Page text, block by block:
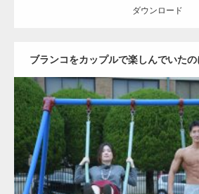
ダウンロード
ブランコをカップルで楽しんでいた
ーズをするマッチ
Update: 2021.07.6
Category:公園のマッチョ その他 AKIHITO(